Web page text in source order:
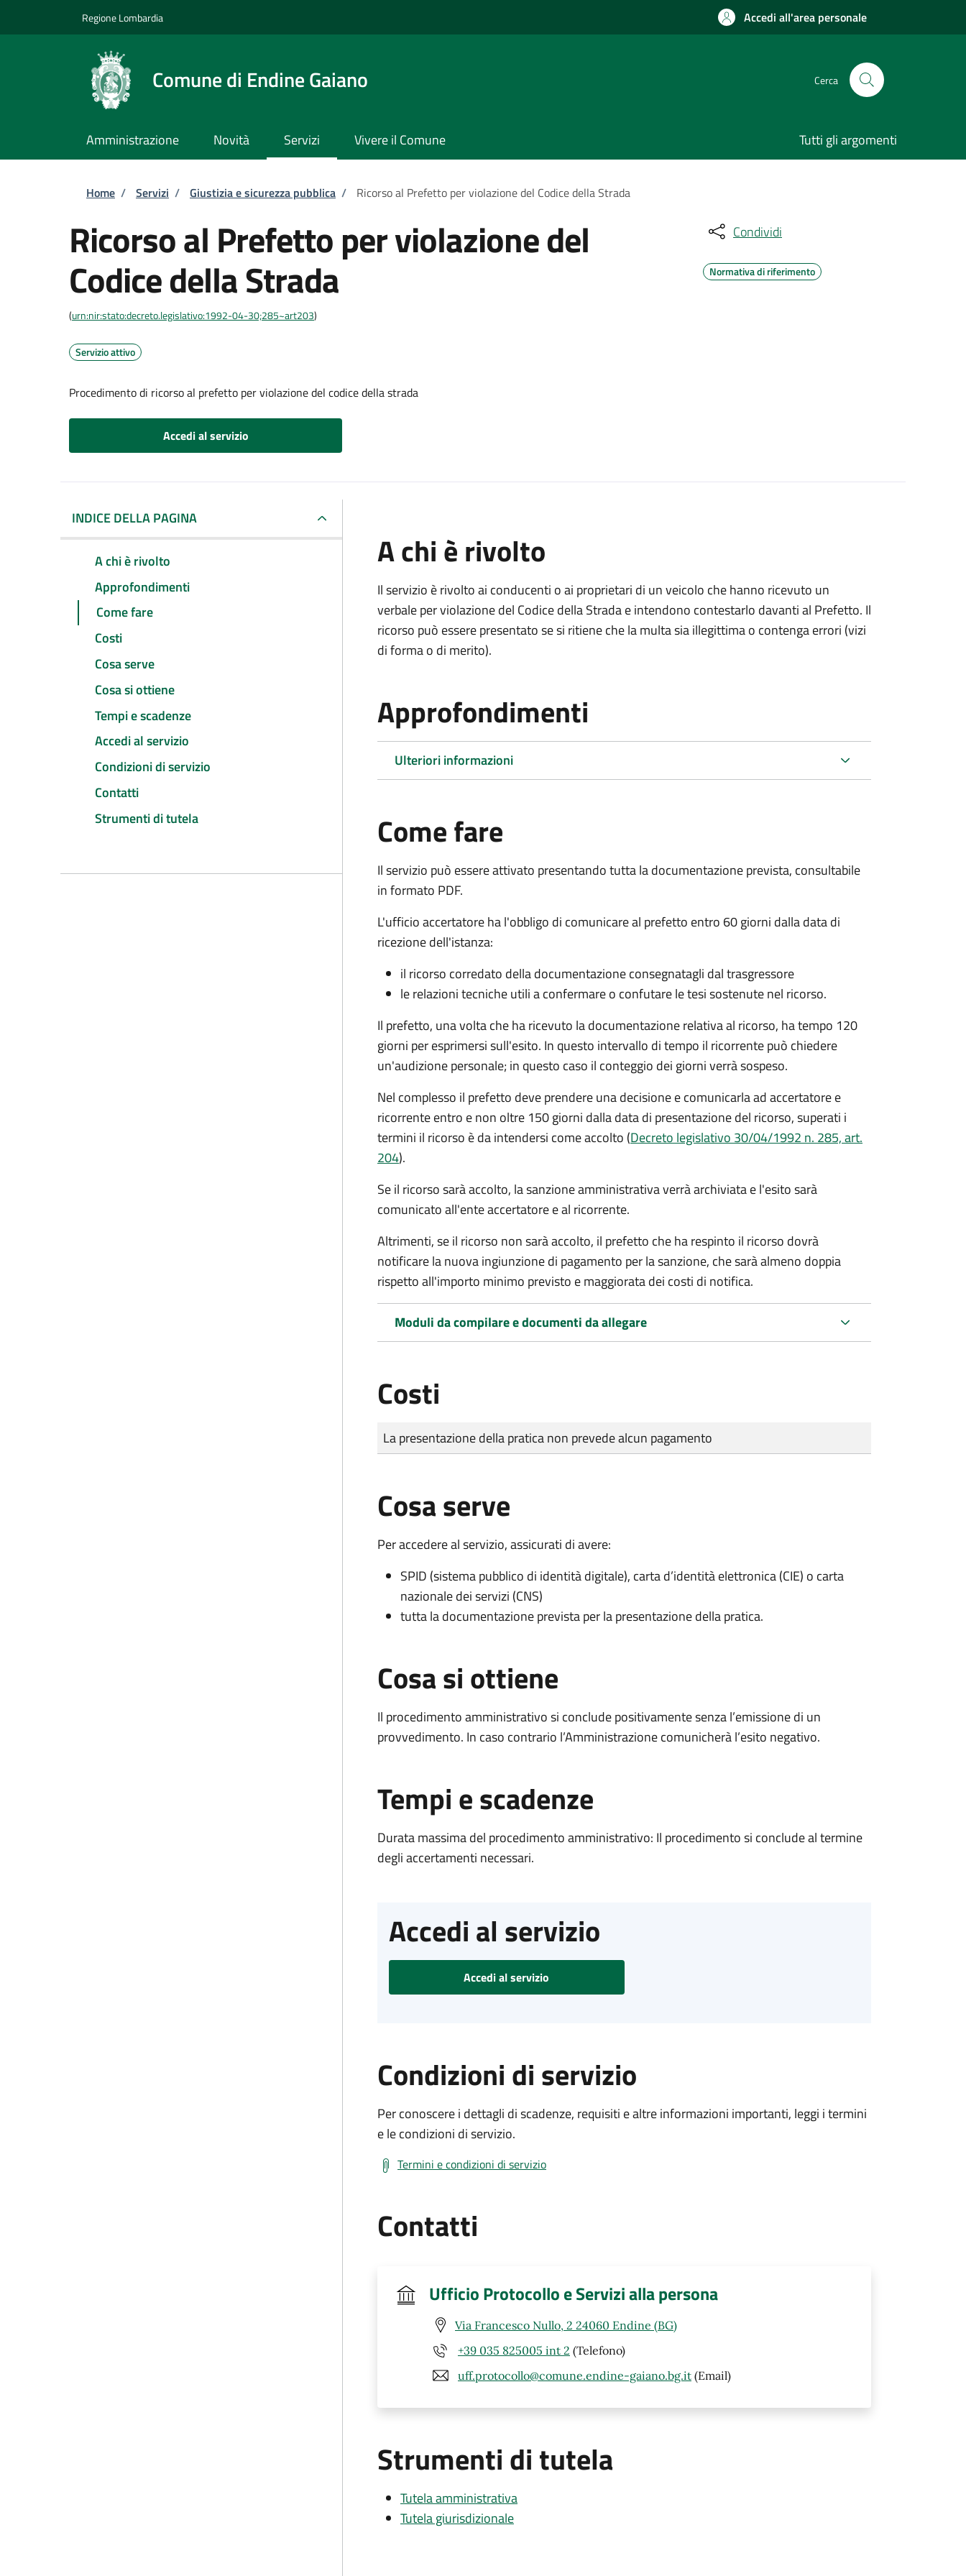
Regione Lombardia Accedi all'area personale
Comune di Endine Gaiano Cerca
Amministrazione Novità Servizi Vivere il Comune Tutti gli argomenti
Briciole di pane
Home / Servizi / Giustizia e sicurezza pubblica / Ricorso al Prefetto per violazione del Codice della Strada
Ricorso al Prefetto per violazione del
Codice della Strada
(urn:nir:stato:decreto.legislativo:1992-04-30;285~art203)
Servizio attivo
Procedimento di ricorso al prefetto per violazione del codice della strada
Accedi al servizio
Condividi
Normativa di riferimento
INDICE DELLA PAGINA
A chi è rivolto
Approfondimenti
Come fare
Costi
Cosa serve
Cosa si ottiene
Tempi e scadenze
Accedi al servizio
Condizioni di servizio
Contatti
Strumenti di tutela
A chi è rivolto
Il servizio è rivolto ai conducenti o ai proprietari di un veicolo che hanno ricevuto un
verbale per violazione del Codice della Strada e intendono contestarlo davanti al Prefetto. Il
ricorso può essere presentato se si ritiene che la multa sia illegittima o contenga errori (vizi
di forma o di merito).
Approfondimenti
Ulteriori informazioni
Come fare
Il servizio può essere attivato presentando tutta la documentazione prevista, consultabile
in formato PDF.
L'ufficio accertatore ha l'obbligo di comunicare al prefetto entro 60 giorni dalla data di
ricezione dell'istanza:
il ricorso corredato della documentazione consegnatagli dal trasgressore
le relazioni tecniche utili a confermare o confutare le tesi sostenute nel ricorso.
Il prefetto, una volta che ha ricevuto la documentazione relativa al ricorso, ha tempo 120
giorni per esprimersi sull'esito. In questo intervallo di tempo il ricorrente può chiedere
un'audizione personale; in questo caso il conteggio dei giorni verrà sospeso.
Nel complesso il prefetto deve prendere una decisione e comunicarla ad accertatore e
ricorrente entro e non oltre 150 giorni dalla data di presentazione del ricorso, superati i
termini il ricorso è da intendersi come accolto (Decreto legislativo 30/04/1992 n. 285, art.
204).
Se il ricorso sarà accolto, la sanzione amministrativa verrà archiviata e l'esito sarà
comunicato all'ente accertatore e al ricorrente.
Altrimenti, se il ricorso non sarà accolto, il prefetto che ha respinto il ricorso dovrà
notificare la nuova ingiunzione di pagamento per la sanzione, che sarà almeno doppia
rispetto all'importo minimo previsto e maggiorata dei costi di notifica.
Moduli da compilare e documenti da allegare
Costi
Tipo di pagamento
Importo
La presentazione della pratica non prevede alcun pagamento
Cosa serve
Per accedere al servizio, assicurati di avere:
SPID (sistema pubblico di identità digitale), carta d’identità elettronica (CIE) o carta
nazionale dei servizi (CNS)
tutta la documentazione prevista per la presentazione della pratica.
Cosa si ottiene
Il procedimento amministrativo si conclude positivamente senza l’emissione di un
provvedimento. In caso contrario l’Amministrazione comunicherà l’esito negativo.
Tempi e scadenze
Durata massima del procedimento amministrativo: Il procedimento si conclude al termine
degli accertamenti necessari.
Accedi al servizio
Accedi al servizio
Condizioni di servizio
Per conoscere i dettagli di scadenze, requisiti e altre informazioni importanti, leggi i termini
e le condizioni di servizio.
Termini e condizioni di servizio
Contatti
Ufficio Protocollo e Servizi alla persona
Via Francesco Nullo, 2 24060 Endine (BG)
+39 035 825005 int 2 (Telefono)
uff.protocollo@comune.endine-gaiano.bg.it (Email)
Strumenti di tutela
Tutela amministrativa
Tutela giurisdizionale